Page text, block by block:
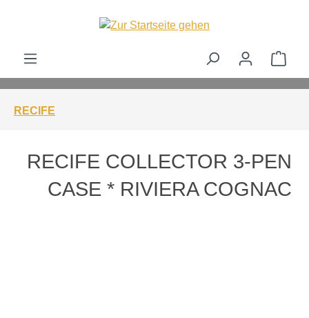
RECIFE
RECIFE COLLECTOR 3-PEN
CASE * RIVIERA COGNAC